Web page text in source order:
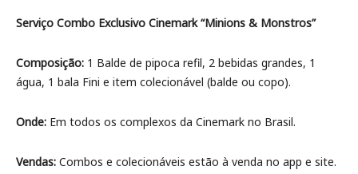
Serviço Combo Exclusivo Cinemark “Minions & Monstros”
Composição: 1 Balde de pipoca refil, 2 bebidas grandes, 1
água, 1 bala Fini e item colecionável (balde ou copo).
Onde: Em todos os complexos da Cinemark no Brasil.
Vendas: Combos e colecionáveis estão à venda no app e site.